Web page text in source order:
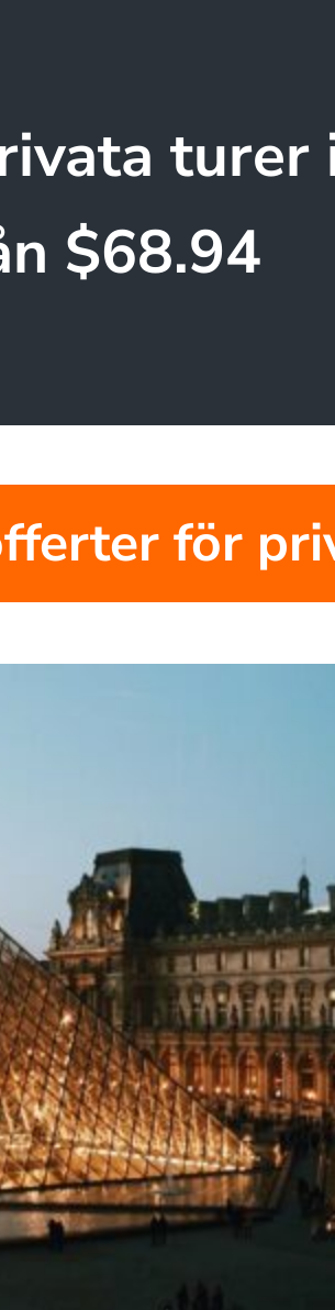
turer
$68.94
för